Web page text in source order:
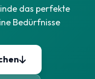
das perfekte
Bedürfnisse